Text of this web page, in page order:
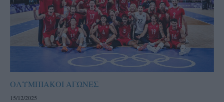
ΟΛΥΜΠΙΑΚΟΙ ΑΓΩΝΕΣ
15/12/2025